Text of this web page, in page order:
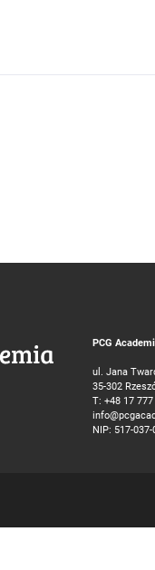
PCG
ul. Jana
35-302
T: +48 17
NIP: 517-037-